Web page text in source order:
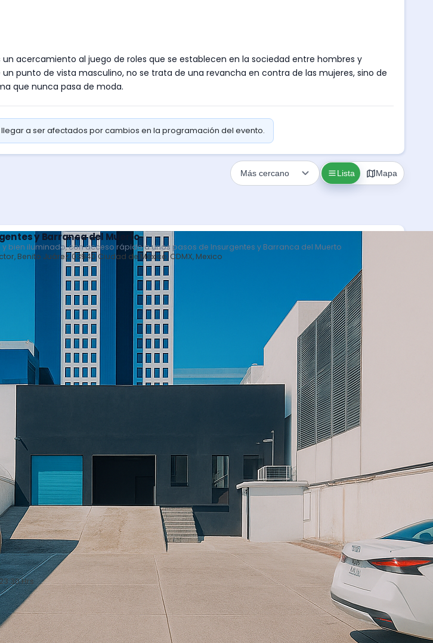
acercamiento al juego de roles que se establecen en la sociedad entre hombres y
punto de vista masculino, no se trata de una revancha en contra de las mujeres, sino de
que nunca pasa de moda.
a ser afectados por cambios en la programación del evento.
Lista Mapa
y Barranca del Muerto
bien iluminado, con acceso rápido a unos pasos de Insurgentes y Barranca del Muerto
Benito Juárez, 03940 Ciudad de México, CDMX, Mexico
Hrs